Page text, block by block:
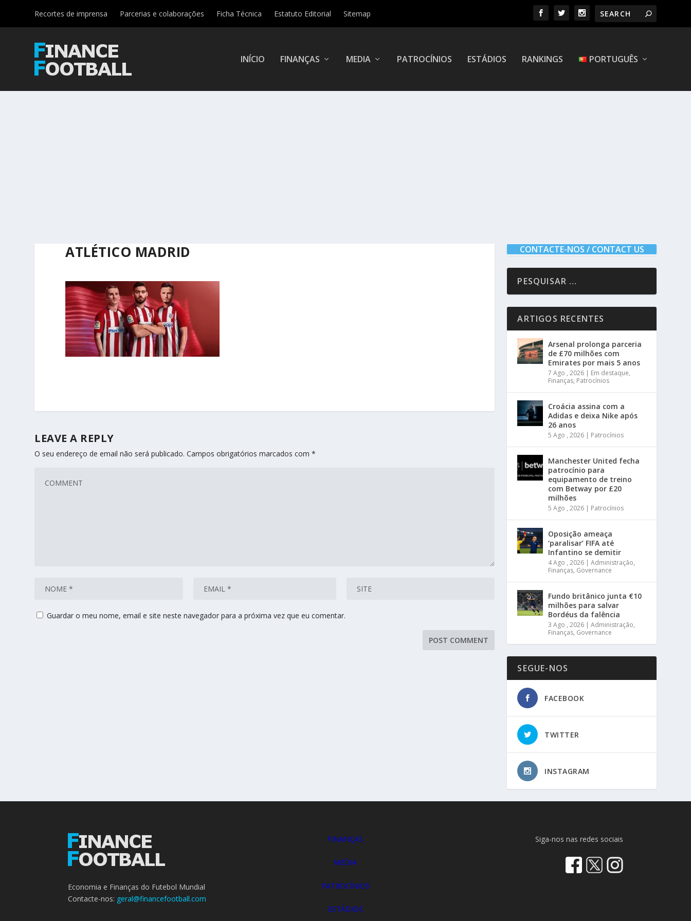
Recortes de imprensa Parcerias e colaborações Ficha Técnica Estatuto Editorial Sitemap
INÍCIO FINANÇAS MEDIA PATROCÍNIOS ESTÁDIOS RANKINGS PORTUGUÊS
ATLÉTICO MADRID
LEAVE A REPLY
O seu endereço de email não será publicado. Campos obrigatórios marcados com*
Guardar o meu nome, email e site neste navegador para a próxima vez que eu comentar.
CONTACTE-NOS / CONTACT US
ARTIGOS RECENTES
Arsenal prolonga parceria
de £70 milhões com
Emirates por mais 5 anos
7 Ago , 2026 | Em destaque,
Finanças, Patrocínios
Croácia assina com a
Adidas e deixa Nike após
26 anos
5 Ago , 2026 | Patrocínios
Manchester United fecha
patrocínio para
equipamento de treino
com Betway por £20
milhões
5 Ago , 2026 | Patrocínios
Oposição ameaça
‘paralisar’ FIFA até
Infantino se demitir
4 Ago , 2026 |Administração,
Finanças, Governance
Fundo britânico junta €10
milhões para salvar
Bordéus da falência
3 Ago , 2026 |Administração,
Finanças, Governance
SEGUE-NOS
FACEBOOK
TWITTER
INSTAGRAM
Economia e Finanças do Futebol Mundial
Contacte-nos: geral@financefootball.com
FINANÇAS
MEDIA
PATROCÍNIOS
ESTÁDIOS
Siga-nos nas redes sociais